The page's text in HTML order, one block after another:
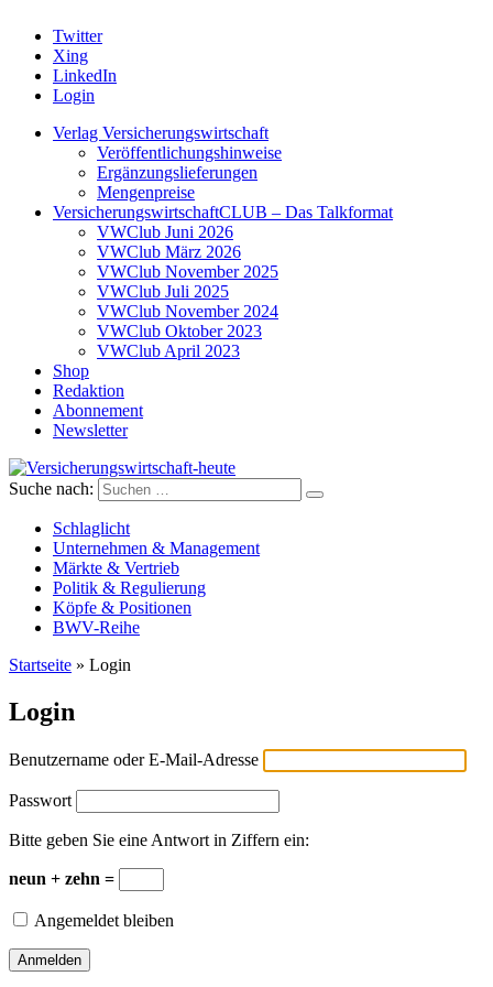
Twitter
Xing
LinkedIn
Login
Verlag Versicherungswirtschaft
Veröffentlichungshinweise
Ergänzungslieferungen
Mengenpreise
VersicherungswirtschaftCLUB – Das Talkformat
VWClub Juni 2026
VWClub März 2026
VWClub November 2025
VWClub Juli 2025
VWClub November 2024
VWClub Oktober 2023
VWClub April 2023
Shop
Redaktion
Abonnement
Newsletter
Versicherungswirtschaft-heute
Suche nach:
Schlaglicht
Unternehmen & Management
Märkte & Vertrieb
Politik & Regulierung
Köpfe & Positionen
BWV-Reihe
Startseite » Login
Login
Benutzername oder E-Mail-Adresse
Passwort
Bitte geben Sie eine Antwort in Ziffern ein:
neun + zehn =
Angemeldet bleiben